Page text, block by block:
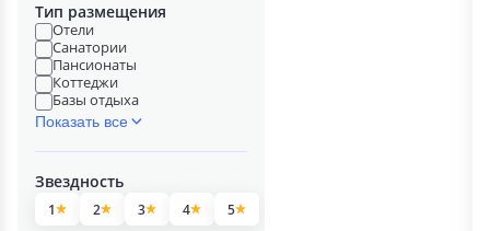
Тип размещения
Отели
Санатории
Пансионаты
Коттеджи
Базы отдыха
Показать все
Звездность
1 2 3 4 5